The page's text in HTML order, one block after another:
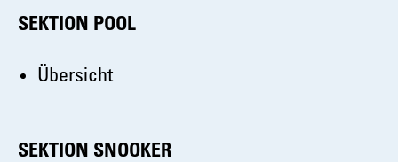
SEKTION POOL
Übersicht
SEKTION SNOOKER